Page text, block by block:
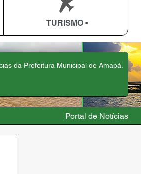
TURISMO •
da Prefeitura Municipal de Amapá.
Portal de Notícias